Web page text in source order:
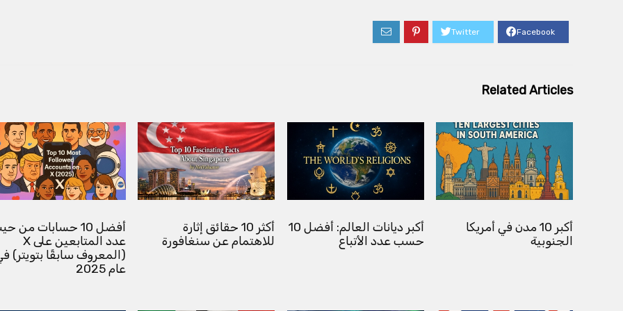
Related Articles
أكبر 10 مدن في أمريكا
الجنوبية
أكبر ديانات العالم: أفضل 10
حسب عدد الأتباع
أكثر 10 حقائق إثارة
للاهتمام عن سنغافورة
أفضل 10 حسابات من
عدد المتابعين على X
(المعروف سابقًا بتويتر)
عام 2025